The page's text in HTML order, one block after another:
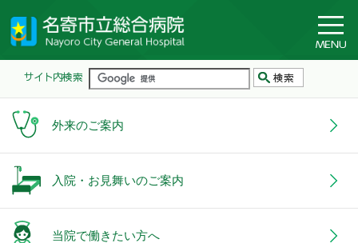
外来のご案内
入院・お見舞いのご案内
当院で働きたい方へ